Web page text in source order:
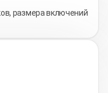
размера включений